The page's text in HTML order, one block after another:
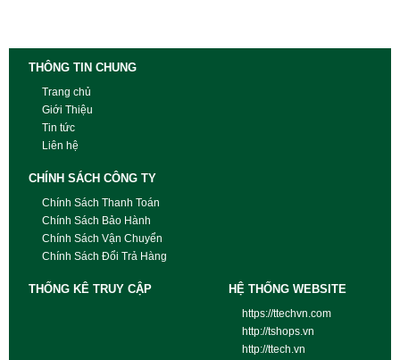
THÔNG TIN CHUNG
Trang chủ
Giới Thiệu
Tin tức
Liên hệ
CHÍNH SÁCH CÔNG TY
Chính Sách Thanh Toán
Chính Sách Bảo Hành
Chính Sách Vận Chuyển
Chính Sách Đổi Trả Hàng
THỐNG KÊ TRUY CẬP HỆ THỐNG WEBSITE
https://ttechvn.com
http://tshops.vn
http://ttech.vn